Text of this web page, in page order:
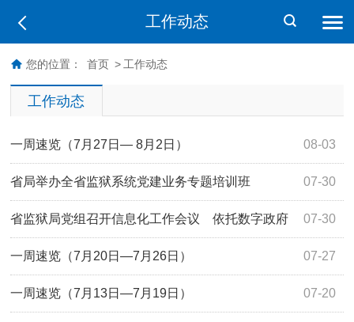
工作动态
您的位置： 首页 > 工作动态
工作动态
08-03
一周速览（7月27日— 8月2日）
07-30
省局举办全省监狱系统党建业务专题培训班
07-30
省监狱局党组召开信息化工作会议 依托数字政府
建设赋能监管安全 07-27
一周速览（7月20日—7月26日）
07-20
一周速览（7月13日—7月19日）